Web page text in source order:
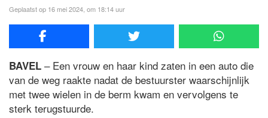
Geplaatst op 16 mei 2024, om 18:14 uur
BAVEL – Een vrouw en haar kind zaten in een auto die
van de weg raakte nadat de bestuurster waarschijnlijk
met twee wielen in de berm kwam en vervolgens te
sterk terugstuurde.